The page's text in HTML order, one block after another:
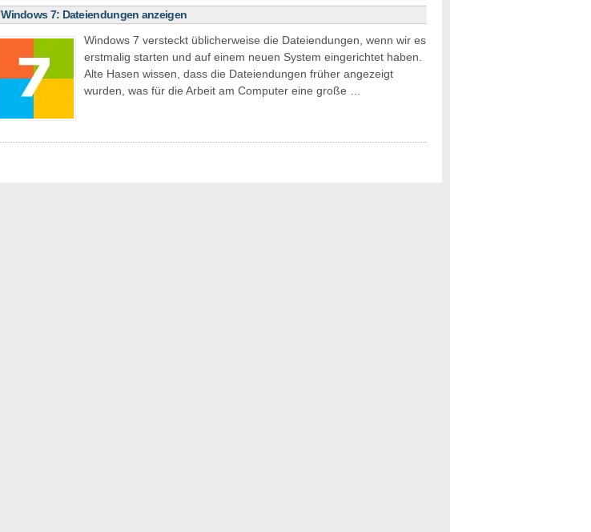
Windows 7: Dateiendungen anzeigen
Windows 7 versteckt üblicherweise die Dateiendungen, wenn wir es
erstmalig starten und auf einem neuen System eingerichtet haben.
Alte Hasen wissen, dass die Dateiendungen früher angezeigt
wurden, was für die Arbeit am Computer eine große …